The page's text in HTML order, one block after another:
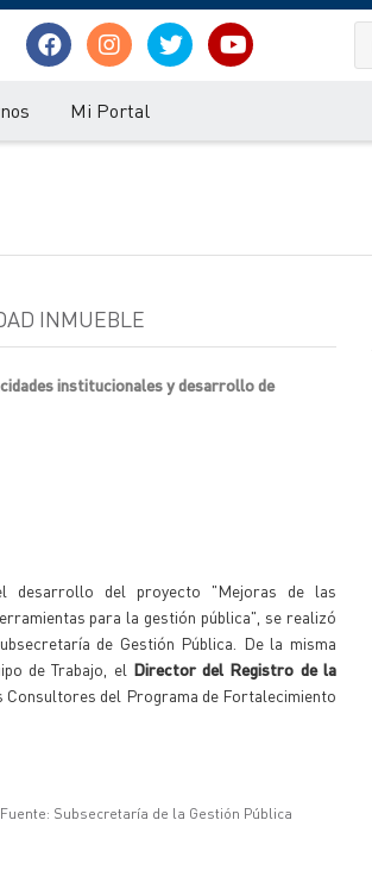
Mi Portal
INMUEBLE
institucionales y desarrollo de
desarrollo del proyecto "Mejoras de las
para la gestión pública", se realizó
de Gestión Pública. De la misma
de Trabajo, el Director del Registro de la
Consultores del Programa de Fortalecimiento
Subsecretaría de la Gestión Pública